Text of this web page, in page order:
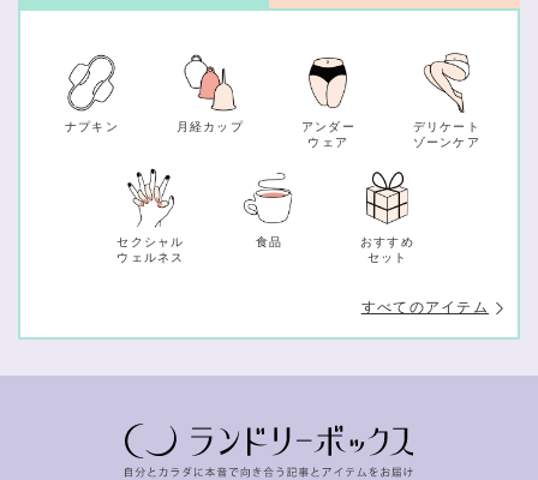
ナプキン 月経カップ
アンダー
ウェア
デリケート
ゾーンケア
セクシャル
ウェルネス
食品
おすすめ
セット
すべてのアイテム